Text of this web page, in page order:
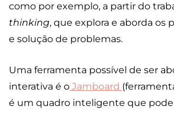
como por exemplo, a partir do
thinking, que explora e aborda os
e solução de problemas.
Uma ferramenta possível de ser
interativa é o Jamboard
é um quadro inteligente que pode